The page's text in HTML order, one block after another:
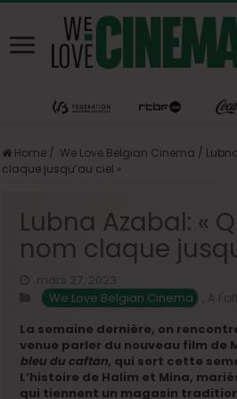
Home / We Love Belgian Cinema /
claque jusqu’au ciel »
Lubna Azabal: «
nom claque
We Love Belgian Cinema
A
La semaine dernière, on
venue parler du nouveau film de
bleu du caftan, qui sort cette
L’histoire de Halim et Mina,
qui tiennent un magasin